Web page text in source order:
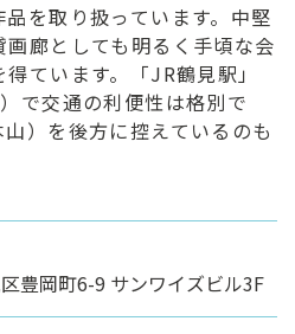
を取り扱っています。中堅
廊としても明るく手頃な会
ています。「JR鶴見駅」
で交通の利便性は格別で
）を後方に控えているのも
豊岡町6-9 サンワイズビル3F